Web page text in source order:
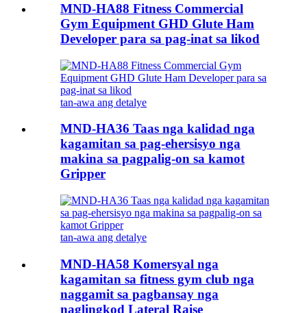
MND-HA88 Fitness Commercial
Gym Equipment GHD Glute Ham
Developer para sa pag-inat sa likod
tan-awa ang detalye
MND-HA36 Taas nga kalidad nga
kagamitan sa pag-ehersisyo nga
makina sa pagpalig-on sa kamot
Gripper
tan-awa ang detalye
MND-HA58 Komersyal nga
kagamitan sa fitness gym club nga
naggamit sa pagbansay nga
naglingkod Lateral Raise